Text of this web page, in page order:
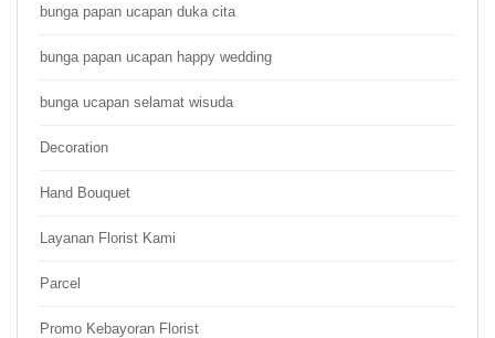
bunga papan ucapan duka cita
bunga papan ucapan happy wedding
bunga ucapan selamat wisuda
Decoration
Hand Bouquet
Layanan Florist Kami
Parcel
Promo Kebayoran Florist